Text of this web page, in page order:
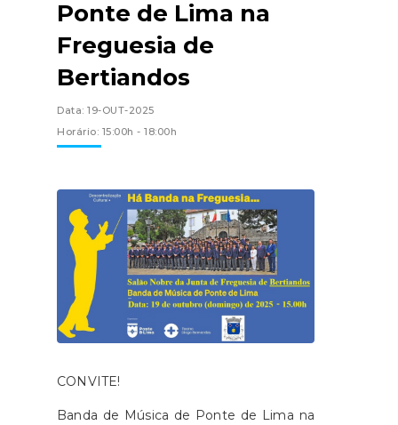
Ponte de Lima na
Freguesia de
Bertiandos
Data: 19-OUT-2025
Horário: 15:00h - 18:00h
CONVITE!
Banda de Música de Ponte de Lima na